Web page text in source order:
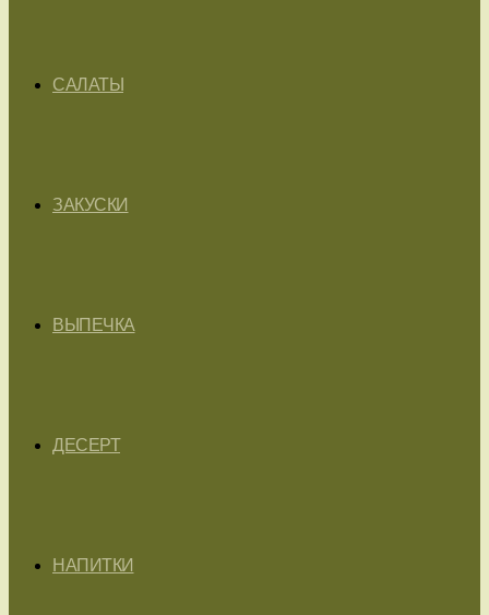
САЛАТЫ
ЗАКУСКИ
ВЫПЕЧКА
ДЕСЕРТ
НАПИТКИ